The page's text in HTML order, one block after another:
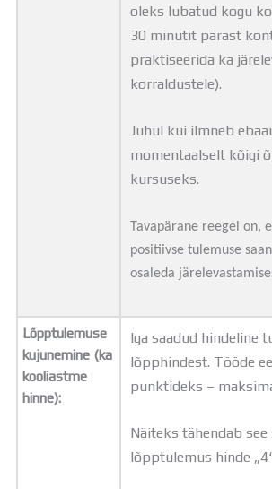
oleks lubatud kogu
30 minutit pärast
praktiseerida ka
korraldustele).
Juhul kui ilmneb
momentaalselt kõigi
kursuseks.
Tavapärane reegel
positiivse tulemuse
osaleda
Lõpptulemuse
kujunemine (ka
kooliastme
hinne):
Iga saadud hindeline
lõpphindest. Tööde
punktideks –
Näiteks tähendab
lõpptulemus hinde